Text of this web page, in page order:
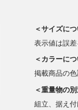
＜サイズに
表示値は誤
＜カラーに
掲載商品の
＜重量物の
組立、据え